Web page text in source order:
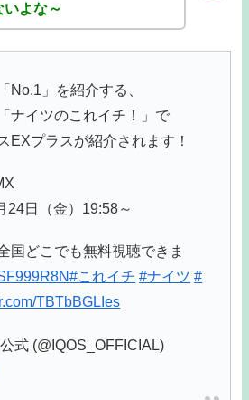
いよな～
No.1」を紹介する、
ナイツのこれイチ！」で
EXプラスが紹介されます！
24日（金）19:58～
国どこでも無料視聴できま
#これイチ #ナイツ #
TBTbBGLIes
式 (@IQOS_OFFICIAL)